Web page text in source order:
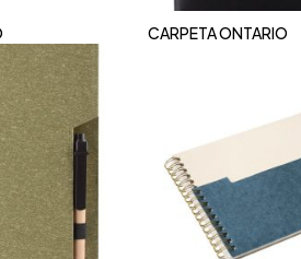
CARPETA ONTARIO